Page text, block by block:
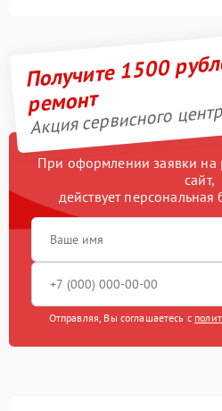
Получите 1500
ремонт
Акция сервисного
При оформлении заявки на
сайт,
действует персональная
Отправляя, Вы соглашаетесь с